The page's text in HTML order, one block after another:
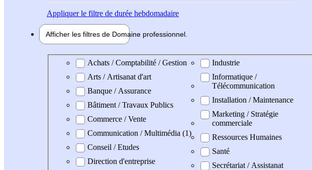
Appliquerle filtre de durée hebdomadaire
Afficher les filtres de Domaine professionnel
Domaine professionel
Achats / Comptabilité / Gestion
Arts / Artisanat d'art
Banque / Assurance
Bâtiment / Travaux Publics
Commerce / Vente
Communication / Multimédia (1)
Conseil / Etudes
Direction d'entreprise
Industrie
Informatique /
Télécommunication
Installation / Maintenance
Marketing / Stratégie
commerciale
Ressources Humaines
Santé
Secrétariat / Assistanat